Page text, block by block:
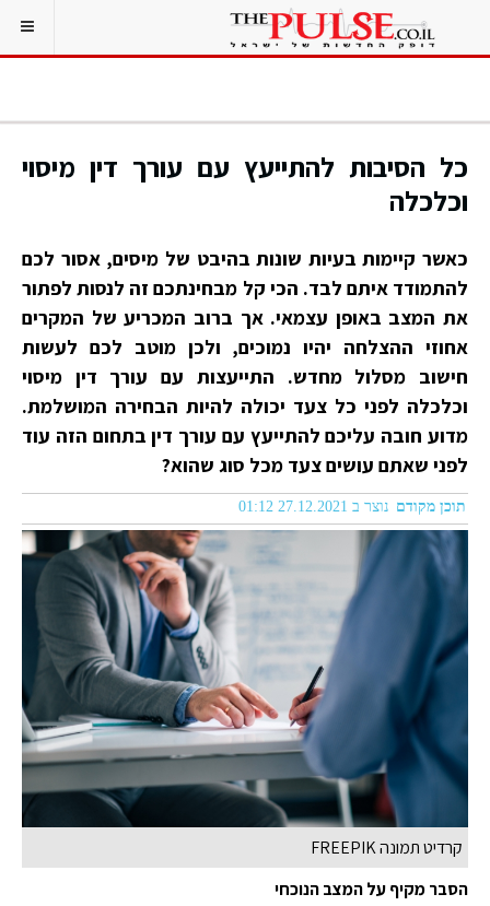
כל הסיבות להתייעץ עם עורך דין מיסוי
וכלכלה
כאשר קיימות בעיות שונות בהיבט של מיסים, אסור לכם
להתמודד איתם לבד. הכי קל מבחינתכם זה לנסות לפתור
את המצב באופן עצמאי. אך ברוב המכריע של המקרים
אחוזי ההצלחה יהיו נמוכים, ולכן מוטב לכם לעשות
חישוב מסלול מחדש. התייעצות עם עורך דין מיסוי
וכלכלה לפני כל צעד יכולה להיות הבחירה המושלמת.
מדוע חובה עליכם להתייעץ עם עורך דין בתחום הזה עוד
לפני שאתם עושים צעד מכל סוג שהוא?
תוכן מקודם נוצר ב 27.12.2021 01:12
קרדיט תמונה FREEPIK
הסבר מקיף על המצב הנוכחי